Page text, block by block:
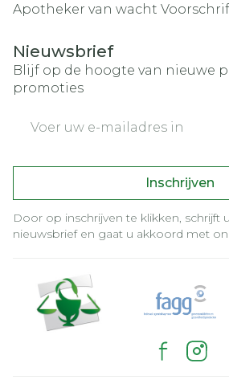
Apotheker van wacht
Nieuwsbrief
Blijf op de hoogte van nieuwe
promoties
Inschrijven
Door op inschrijven te klikken, schrijft
nieuwsbrief en gaat u akkoord met